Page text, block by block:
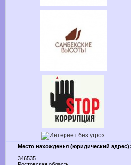
Место нахождения (юридический адрес):
346535